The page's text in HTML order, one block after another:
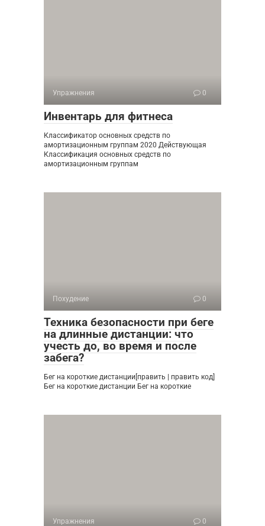
Упражнения 0
Инвентарь для фитнеса
Классификатор основных средств по
амортизационным группам 2020 Действующая
Классификация основных средств по
амортизационным группам
Похудение 0
Техника безопасности при беге
на длинные дистанции: что
учесть до, во время и после
забега?
Бег на короткие дистанции[править | править код]
Бег на короткие дистанции Бег на короткие
Упражнения 0